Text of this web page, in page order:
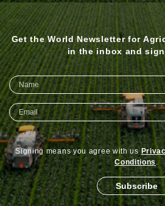
Get the World Newsletter for
in the inbox and
Signing means you agree with us
Conditions.
Subscribe